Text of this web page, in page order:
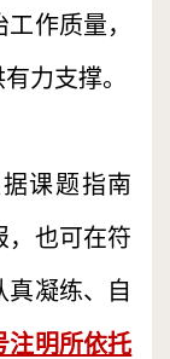
作质量，
力支撑。
课题指南
，也可在符
真凝练、自
注明所依托